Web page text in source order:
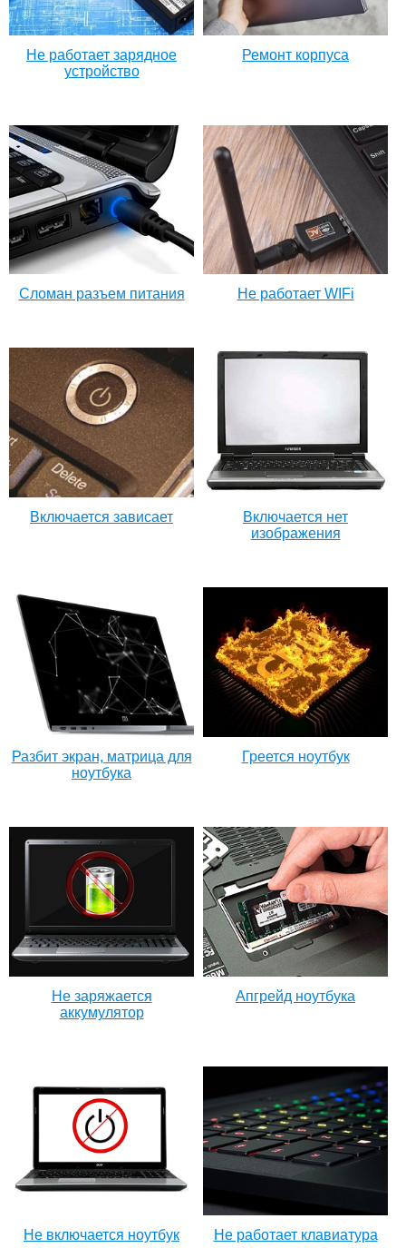
Не работает зарядное
устройство
Ремонт корпуса
Сломан разъем питания Не работает WIFi
Включается зависает
Включается нет
изображения
Разбит экран, матрица для
ноутбука
Греется ноутбук
Не заряжается
аккумулятор
Апгрейд ноутбука
Не включается ноутбук Не работает клавиатура